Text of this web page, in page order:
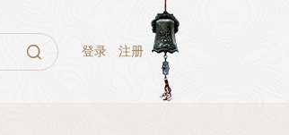
登录 注册